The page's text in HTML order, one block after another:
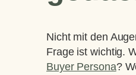
Nicht mit den
Frage ist wichtig.
Buyer Persona?